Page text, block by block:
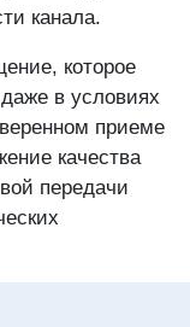
канала.
которое
в условиях
приеме
качества
передачи